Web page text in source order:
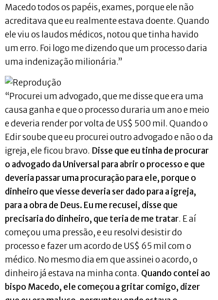
Macedo todos os papéis, exames, porque ele não
acreditava que eu realmente estava doente. Quando
ele viu os laudos médicos, notou que tinha havido
um erro. Foi logo me dizendo que um processo daria
uma indenização milionária.”
“Procurei um advogado, que me disse que era uma
causa ganha e que o processo duraria um ano e meio
e deveria render por volta de US$ 500 mil. Quando o
Edir soube que eu procurei outro advogado e não o da
igreja, ele ficou bravo. Disse que eu tinha de procurar
o advogado da Universal para abrir o processo e que
deveria passar uma procuração para ele, porque o
dinheiro que viesse deveria ser dado para a igreja,
para a obra de Deus. Eu me recusei, disse que
precisaria do dinheiro, que teria de me tratar. E aí
começou uma pressão, e eu resolvi desistir do
processo e fazer um acordo de US$ 65 mil com o
médico. No mesmo dia em que assinei o acordo, o
dinheiro já estava na minha conta. Quando contei ao
bispo Macedo, ele começou a gritar comigo, dizer